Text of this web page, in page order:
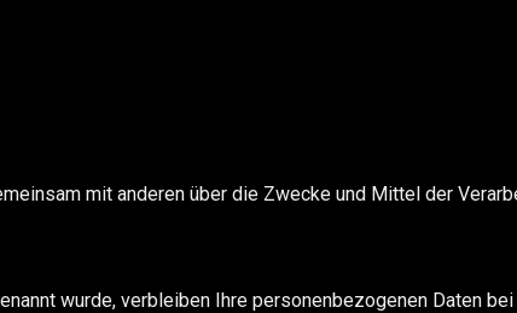
mit anderen über die Zwecke und Mittel der
wurde, verbleiben Ihre personenbezogenen Daten